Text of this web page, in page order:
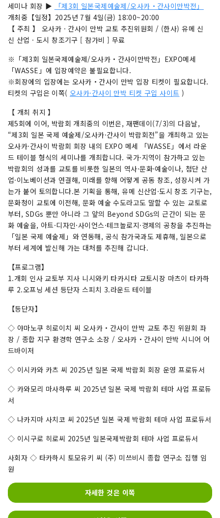
세미나 회장 ▶
「제3회 일본국제예술제/오사카・간사이만박전」
개최중【일정】2025년 7월 4일(금) 18:00~20:00
【 주최 】 오사카 · 간사이 만박 교토 추진위원회 / (한사) 유메 신
신 산업 · 도시 창조기구 [ 참가비 ] 무료
※「제3회 일본국제예술제/오사카・간사이만박전」EXPO메세
「WASSE」에 입장예약은 불필요합니다.
※회장에의 입장에는 오사카・간사이 만박 입장 티켓이 필요합니다.
티켓의 구입은 이쪽(오사카·간사이 만박 티켓 구입 사이트 )
【 개최 취지 】
제5회에 이어, 박람회 개최중의 이번은, 재팬데이(7/3)의 다음날,
“제3회 일본 국제 예술제/오사카·간사이 박람회전”을 개최하고 있는
오사카·간사이 박람회 회장 내의 EXPO 메세 「WASSE」에서 라운
드 테이블 형식의 세미나를 개최합니다. 국가·지역이 참가하고 있는
박람회의 성과를 교토를 비롯한 일본의 역사·문화·예술이나, 첨단 산
업·이노베이션과 연결해, 미래를 향해 어떻게 공동 창조, 성장시켜 가
는가 붙어 토의합니다.본 기획을 통해, 유메 신산업·도시 창조 기구는,
문화청이 교토에 이전해, 문화 예술 수도라고도 말할 수 있는 교토로
부터, SDGs 뿐만 아니라 그 앞의 Beyond SDGs의 근간이 되는 문
화 예술을, 아트·디자인·사이언스·테크놀로지·경제의 공창을 추진하는
「일본 국제 예술제」와 연동해, 공식 참가국과도 제휴해, 일본으로
부터 세계에 발신해 가는 대처를 추진해 갑니다.
【프로그램】
1.개회 인사 교토부 지사 니시와키 타카시타 교토시장 마츠이 타카하
루 2.오프닝 세션 등단자 스피치 3.라운드 테이블
【등단자】
◇ 야마노쿠 히로이치 씨 오사카・간사이 만박 교토 추진 위원회 좌
장 / 종합 지구 환경학 연구소 소장 / 오사카・간사이 만박 시니어 어
드바이저
◇ 이시카와 카츠 씨 2025년 일본 국제 박람회 회장 운영 프로듀서
◇ 카와모리 마사하루 씨 2025년 일본 국제 박람회 테마 사업 프로듀
서
◇ 나카지마 사치코 씨 2025년 일본 국제 박람회 테마 사업 프로듀서
◇ 이시구로 히로씨 2025년 일본국제박람회 테마 사업 프로듀서
사회자 ◇ 타카하시 토모유키 씨 (주) 미쓰비시 종합 연구소 집행 임
원
자세한 것은 이쪽